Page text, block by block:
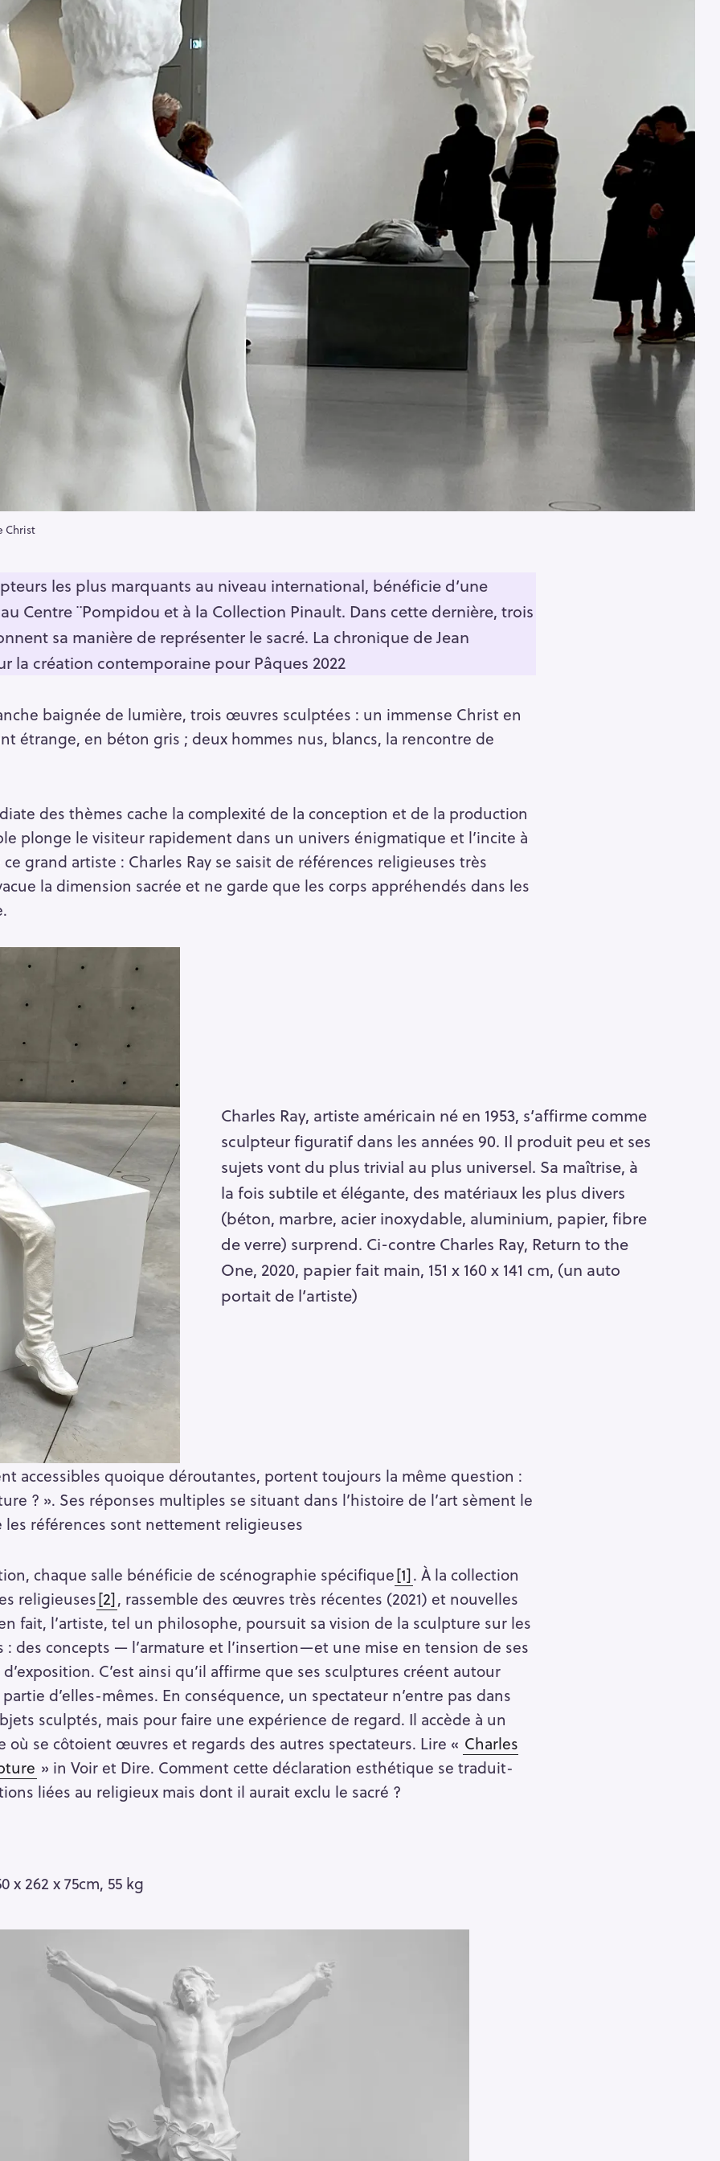
Christ
les plus marquants au niveau international, bénéficie d’une
Centre ¨Pompidou et à la Collection Pinault. Dans cette dernière, trois
sa manière de représenter le sacré. La chronique de Jean
la création contemporaine pour Pâques 2022
baignée de lumière, trois œuvres sculptées : un immense Christ en
étrange, en béton gris ; deux hommes nus, blancs, la rencontre de
des thèmes cache la complexité de la conception et de la production
plonge le visiteur rapidement dans un univers énigmatique et l’incite à
grand artiste : Charles Ray se saisit de références religieuses très
la dimension sacrée et ne garde que les corps appréhendés dans les
Charles Ray, artiste américain né en 1953, s’affirme comme
sculpteur figuratif dans les années 90. Il produit peu et ses
sujets vont du plus trivial au plus universel. Sa maîtrise, à
la fois subtile et élégante, des matériaux les plus divers
(béton, marbre, acier inoxydable, aluminium, papier, fibre
de verre) surprend. Ci-contre Charles Ray, Return to the
One, 2020, papier fait main, 151 x 160 x 141 cm, (un auto
portait de l’artiste)
accessibles quoique déroutantes, portent toujours la même question :
? ». Ses réponses multiples se situant dans l’histoire de l’art sèment le
références sont nettement religieuses
chaque salle bénéficie de scénographie spécifique[1]. À la collection
religieuses[2], rassemble des œuvres très récentes (2021) et nouvelles
fait, l’artiste, tel un philosophe, poursuit sa vision de la sculpture sur les
: des concepts — l’armature et l’insertion—et une mise en tension de ses
C’est ainsi qu’il affirme que ses sculptures créent autour
d’elles-mêmes. En conséquence, un spectateur n’entre pas dans
sculptés, mais pour faire une expérience de regard. Il accède à un
où se côtoient œuvres et regards des autres spectateurs. Lire « Charles
» in Voir et Dire. Comment cette déclaration esthétique se traduit-
liées au religieux mais dont il aurait exclu le sacré ?
x 262 x 75cm, 55 kg
Pour effacer la recherche appuyez sur